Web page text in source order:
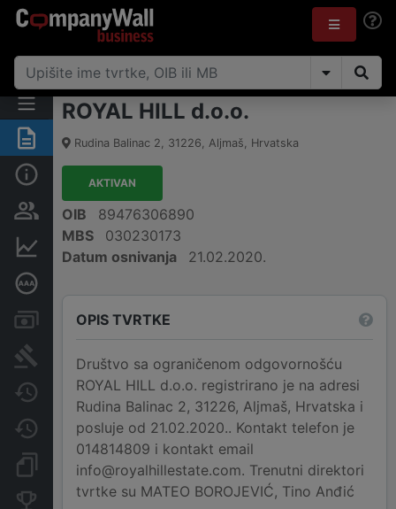
Sažetak
Osobe i vlasništvo
Računi i blokade
Sudske objave
Javne nabavke
Promjene
Dokumenti i objave
Konkurentske tvrtke
ROYAL HILL d.o.o.
Rudina Balinac 2, 31226, Aljmaš, Hrvatska
AKTIVAN
OIB
89476306890
MBS
030230173
Datum osnivanja
21.02.2020.
OPIS TVRTKE
Društvo sa ograničenom odgovornošću
ROYAL HILL d.o.o. registrirano je na adresi
Rudina Balinac 2, 31226, Aljmaš, Hrvatska i
posluje od 21.02.2020.. Kontakt telefon je
014814809 i kontakt email
info@royalhillestate.com. Trenutni direktori
tvrtke su MATEO BOROJEVIĆ, Tino Anđić